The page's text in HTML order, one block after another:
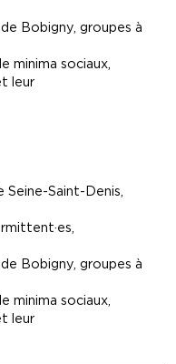
Bobigny, groupes à
minima sociaux,
leur
Seine-Saint-Denis,
Bobigny, groupes à
minima sociaux,
leur